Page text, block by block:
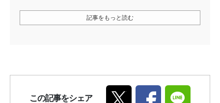
記事をもっと読む
この記事をシェア